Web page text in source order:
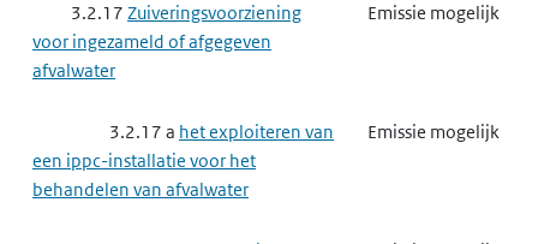
3.2.17 Zuiveringsvoorziening
voor ingezameld of afgegeven
afvalwater
Emissie mogelijk
3.2.17 a het exploiteren van
een ippc-installatie voor het
behandelen van afvalwater
Emissie mogelijk